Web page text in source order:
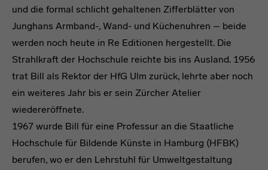
und die formal schlicht gehaltenen Zifferblätter von
Junghans Armband-, Wand- und Küchenuhren – beide
werden noch heute in Re Editionen hergestellt. Die
Strahlkraft der Hochschule reichte bis ins Ausland. 1956
trat Bill als Rektor der HfG Ulm zurück, lehrte aber noch
ein weiteres Jahr bis er sein Zürcher Atelier
wiedereröffnete.
1967 wurde Bill für eine Professur an die Staatliche
Hochschule für Bildende Künste in Hamburg (HFBK)
berufen, wo er den Lehrstuhl für Umweltgestaltung